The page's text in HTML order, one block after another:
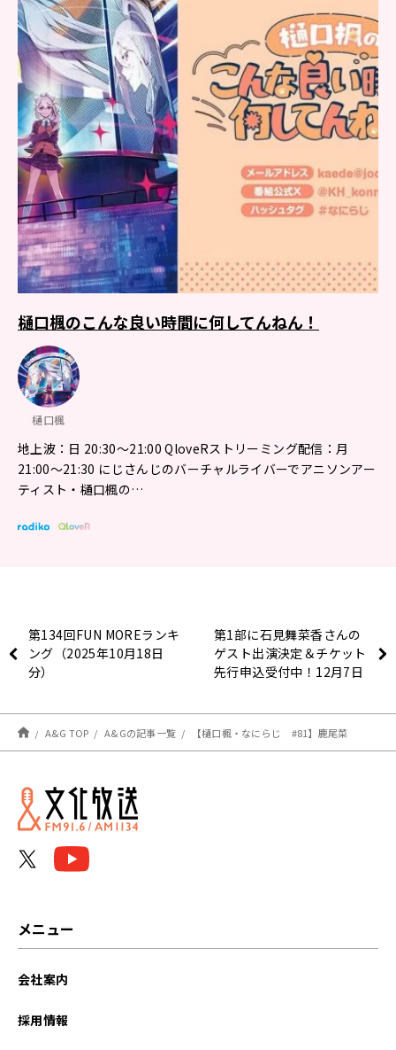
樋口楓のこんな良い時間に何してんねん！
樋口楓
地上波：日 20:30～21:00 QloveRストリーミング配信：月
21:00〜21:30 にじさんじのバーチャルライバーでアニソンアー
ティスト・樋口楓の…
第134回FUN MOREランキ
ング（2025年10月18日
分）
第1部に石見舞菜香さんの
ゲスト出演決定＆チケット
先行申込受付中！12月7日
かたいむ』番組イベント
A&G TOP A&Gの記事一覧 【樋口楓・なにらじ #81】鹿尾菜
メニュー
会社案内
採用情報